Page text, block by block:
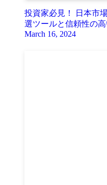
投資家必見！ 日本市
選ツールと信頼性の
March 16, 2024